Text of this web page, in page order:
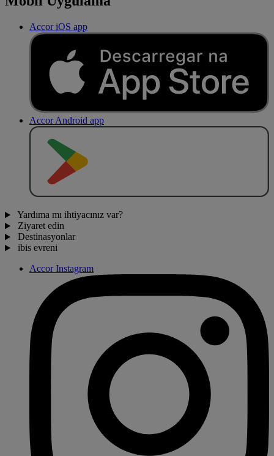
Accor iOS app
Accor Android app
Yardıma mı ihtiyacınız var?
Ziyaret edin
Destinasyonlar
ibis evreni
Accor Instagram